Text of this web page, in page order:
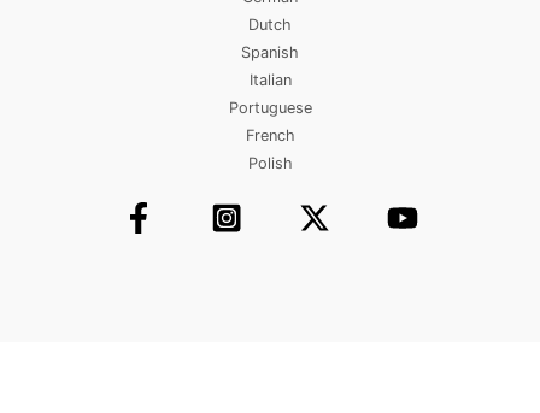
Dutch
Spanish
Italian
Portuguese
French
Polish